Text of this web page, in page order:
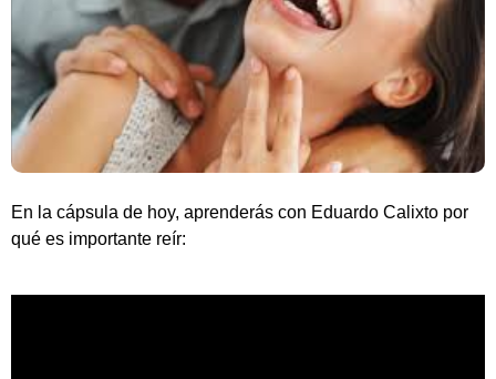
En la cápsula de hoy, aprenderás con Eduardo Calixto por
qué es importante reír: